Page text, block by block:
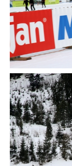
TURLØYPER
KARTARKIV
ARRANGEMENT
NYHETER
NM NATT 2023
HALDEN O-